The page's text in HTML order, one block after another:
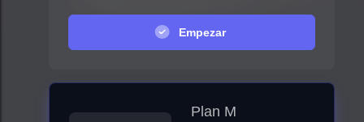
Empezar
Plan M